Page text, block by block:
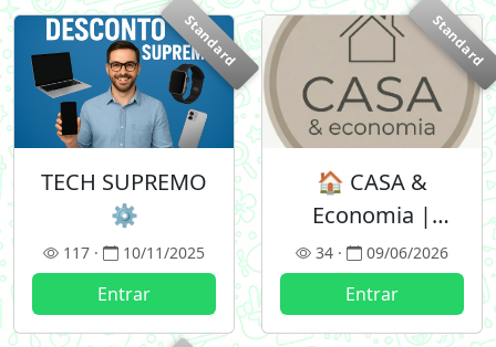
Standard
TECH SUPREMO
⚙️
117 · 10/11/2025
Entrar
Standard
🏠 CASA &
Economia |
Grupo VIP de
ofertas
34 · 09/06/2026
Entrar